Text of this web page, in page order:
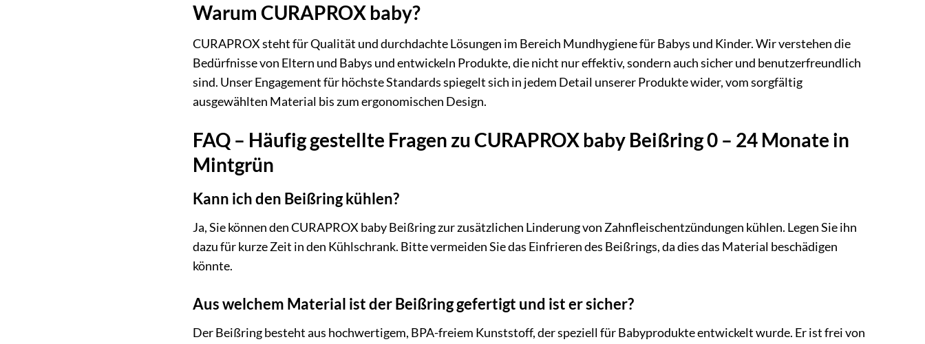
Warum CURAPROX baby?
CURAPROX steht für Qualität und durchdachte Lösungen im Bereich Mundhygiene für Babys und Kinder. Wir verstehen die
Bedürfnisse von Eltern und Babys und entwickeln Produkte, die nicht nur effektiv, sondern auch sicher und benutzerfreundlich
sind. Unser Engagement für höchste Standards spiegelt sich in jedem Detail unserer Produkte wider, vom sorgfältig
ausgewählten Material bis zum ergonomischen Design.
FAQ – Häufig gestellte Fragen zu CURAPROX baby Beißring 0 – 24 Monate in
Mintgrün
Kann ich den Beißring kühlen?
Ja, Sie können den CURAPROX baby Beißring zur zusätzlichen Linderung von Zahnfleischentzündungen kühlen. Legen Sie ihn
dazu für kurze Zeit in den Kühlschrank. Bitte vermeiden Sie das Einfrieren des Beißrings, da dies das Material beschädigen
könnte.
Aus welchem Material ist der Beißring gefertigt und ist er sicher?
Der Beißring besteht aus hochwertigem, BPA-freiem Kunststoff, der speziell für Babyprodukte entwickelt wurde. Er ist frei von